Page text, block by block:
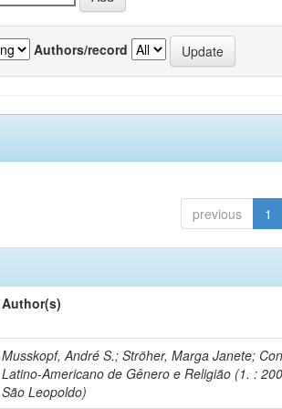
Authors/record
previous 1
Author(s)
Musskopf, André S.; Ströher, Marga Janete;
Latino-Americano de Gênero e Religião (1. :
São Leopoldo)